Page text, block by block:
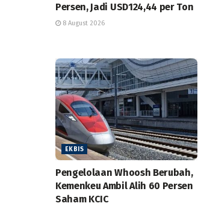
Persen, Jadi USD124,44 per Ton
8 August 2026
EKBIS
Pengelolaan Whoosh Berubah,
Kemenkeu Ambil Alih 60 Persen
Saham KCIC